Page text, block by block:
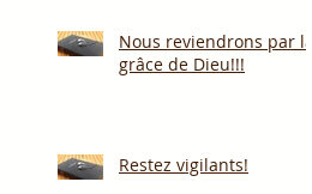
Nous reviendrons par la
grâce de Dieu!!!
Restez vigilants!